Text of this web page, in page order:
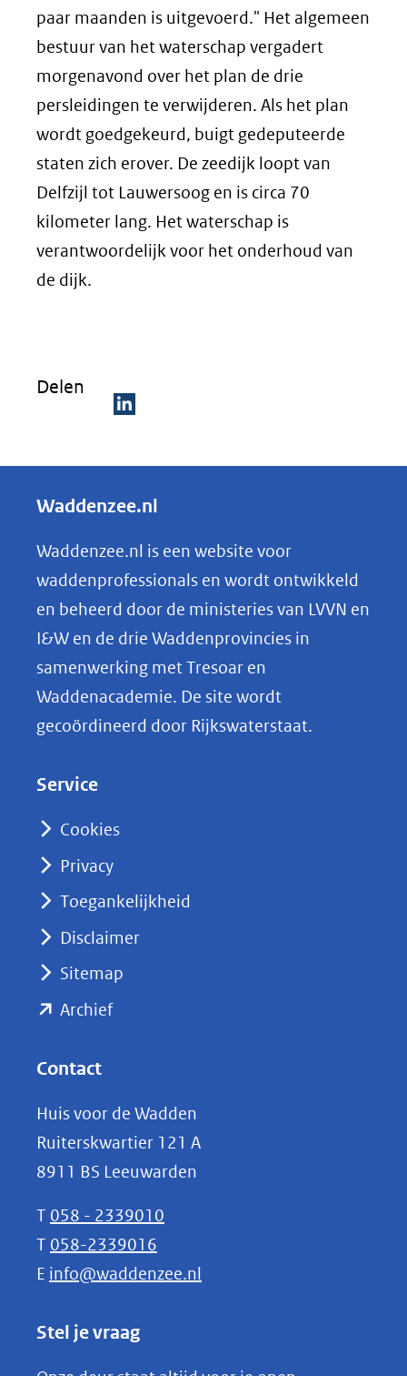
paar maanden is uitgevoerd." Het algemeen
bestuur van het waterschap vergadert
morgenavond over het plan de drie
persleidingen te verwijderen. Als het plan
wordt goedgekeurd, buigt gedeputeerde
staten zich erover. De zeedijk loopt van
Delfzijl tot Lauwersoog en is circa 70
kilometer lang. Het waterschap is
verantwoordelijk voor het onderhoud van
de dijk.
Delen
e
e
n
o
p
k
e
nieuw
naar
Waddenzee.nl
Waddenzee.nl is een website voor
waddenprofessionals en wordt ontwikkeld
en beheerd door de ministeries van LVVN en
I&W en de drie Waddenprovincies in
samenwerking met Tresoar en
Waddenacademie. De site wordt
gecoördineerd door Rijkswaterstaat.
Service
Cookies
Privacy
Toegankelijkheid
Disclaimer
Sitemap
Archief(opent
(verwijst
naar
een
andere
website)
Contact
Huis voor de Wadden
Ruiterskwartier 121 A
8911 BS Leeuwarden
T 058 - 2339010
T 058-2339016
E info@waddenzee.nl
Stel je vraag